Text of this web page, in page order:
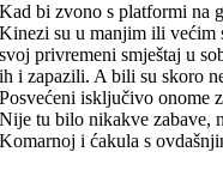
Kad bi zvono s platformi na
Kinezi su u manjim ili većim
svoj privremeni smještaj u
ih i zapazili. A bili su skoro
Posvećeni isključivo onome
Nije tu bilo nikakve zabave,
Komarnoj i ćakula s